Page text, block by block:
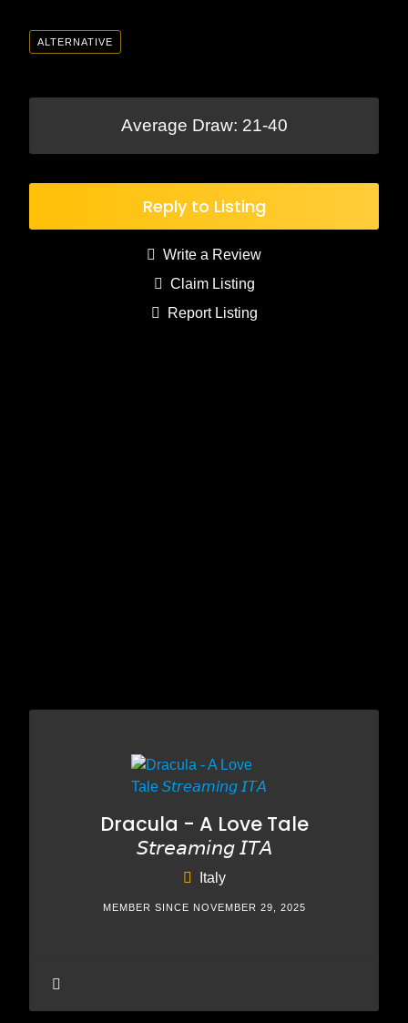
ALTERNATIVE
Average Draw: 21-40
Reply to Listing
Write a Review
Claim Listing
Report Listing
Dracula - A Love Tale
𝘚𝘵𝘳𝘦𝘢𝘮𝘪𝘯𝘨 𝘐𝘛𝘈
Italy
MEMBER SINCE NOVEMBER 29, 2025